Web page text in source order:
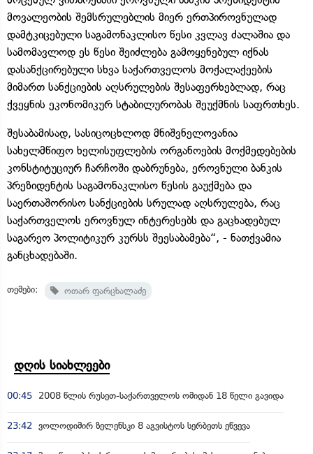
მოვალეობის შემსრულებლის მიერ ერთპიროვნულად
დამტკიცებული საგამონაკლისო წესი კვლავ ძალაშია და
სამომავლოდ ეს წესი შეიძლება გამოყენებულ იქნას
დასანქცირებული სხვა საქართველოს მოქალაქეების
მიმართ სანქციების აღსრულების შესაფერხებლად, რაც
ქვეყნის ეკონომიკურ სტაბილურობას შეუქმნის საფრთხეს.
შესაბამისად, სასიცოცხლოდ მნიშვნელოვანია
სახელმწიფო ხელისუფლების ორგანოების მოქმედებების
კონსტიტუციურ ჩარჩოში დაბრუნება, ეროვნული ბანკის
პრეზიდენტის საგამონაკლისო წესის გაუქმება და
საერთაშორისო სანქციების სრულად აღსრულება, რაც
საქართველოს ეროვნულ ინტერესებს და გაცხადებულ
საგარეო პოლიტიკურ კურსს შეესაბამება“, - ნათქვამია
განცხადებაში.
თემები: ოთარ ფარცხალაძე
დღის სიახლეები
00:45 2008 წლის რუსეთ-საქართველოს ომიდან 18 წელი გავიდა
23:42 ვოლოდიმირ ზელენსკი 8 აგვისტოს სერბეთს ეწვევა